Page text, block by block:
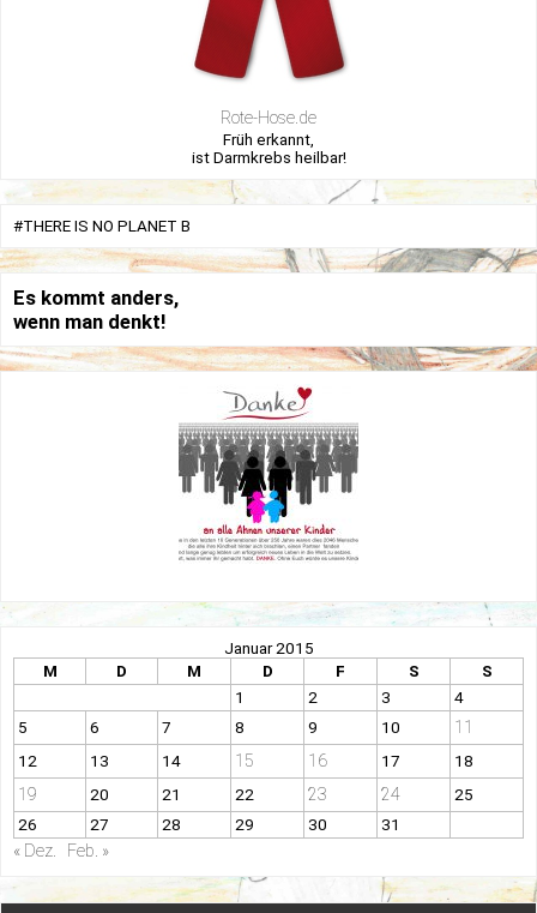
Rote-Hose.de
Früh erkannt,
ist Darmkrebs heilbar!
#THERE IS NO PLANET B
Es kommt anders,
wenn man denkt!
Januar 2015
M
D M D F S
S
1
2 3
4
5
6 7 8 9 10 11
12 13 14 15 16 17 18
19 20 21 22 23 24
25
26
27 28 29 30 31
« Dez. Feb. »